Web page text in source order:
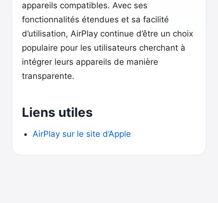
appareils compatibles. Avec ses
fonctionnalités étendues et sa facilité
d’utilisation, AirPlay continue d’être un choix
populaire pour les utilisateurs cherchant à
intégrer leurs appareils de manière
transparente.
Liens utiles
AirPlay sur le site d’Apple